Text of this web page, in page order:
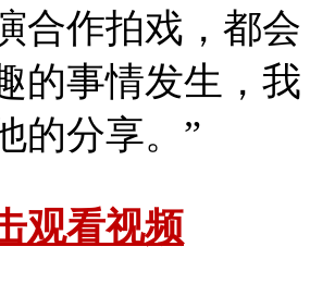
合作拍戏，都会
的事情发生，我
的分享。”
观看视频